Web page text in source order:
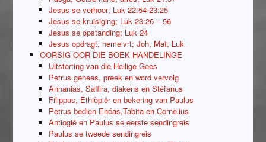
Jesus se verhoor; Luk 22:54-23:25
Jesus se kruisiging; Luk 23:26 – 56
Jesus se opstanding; Luk 24
Jesus opdragt, hemelvrt; Joh, Mat, Luk
OORSIG OOR DIE BOEK HANDELINGE
Uitstorting van die Heilige Gees
Petrus genees, preek en word vervolg
Annanias, Saffira, diakens en Stéfanus
Filippus, Ethiòpiër en bekering van Paulus
Petrus bedien Enéas,Tabita en Cornelius
Antiogië en Paulus se eerste sendingreis
Paulus se tweede sendingreis